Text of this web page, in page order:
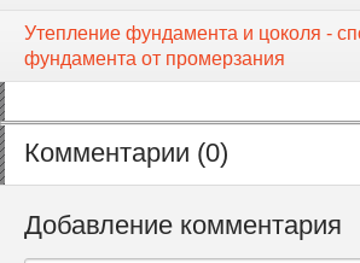
Утепление фундамента и цоколя -
фундамента от промерзания
Комментарии (0)
Добавление комментария